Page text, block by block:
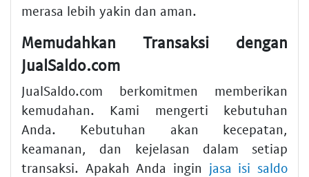
merasa lebih yakin dan aman.
Memudahkan Transaksi dengan
JualSaldo.com
JualSaldo.com berkomitmen memberikan
kemudahan. Kami mengerti kebutuhan
Anda. Kebutuhan akan kecepatan,
keamanan, dan kejelasan dalam setiap
transaksi. Apakah Anda ingin jasa isi saldo